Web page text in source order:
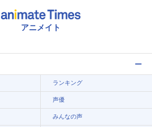
アニメイト
ランキング
声優
みんなの声